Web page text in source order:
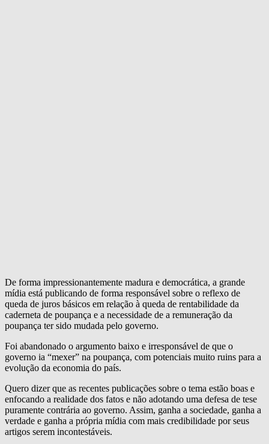
De forma impressionantemente madura e democrática, a grande
mídia está publicando de forma responsável sobre o reflexo de
queda de juros básicos em relação à queda de rentabilidade da
caderneta de poupança e a necessidade de a remuneração da
poupança ter sido mudada pelo governo.
Foi abandonado o argumento baixo e irresponsável de que o
governo ia “mexer” na poupança, com potenciais muito ruins para a
evolução da economia do país.
Quero dizer que as recentes publicações sobre o tema estão boas e
enfocando a realidade dos fatos e não adotando uma defesa de tese
puramente contrária ao governo. Assim, ganha a sociedade, ganha a
verdade e ganha a própria mídia com mais credibilidade por seus
artigos serem incontestáveis.